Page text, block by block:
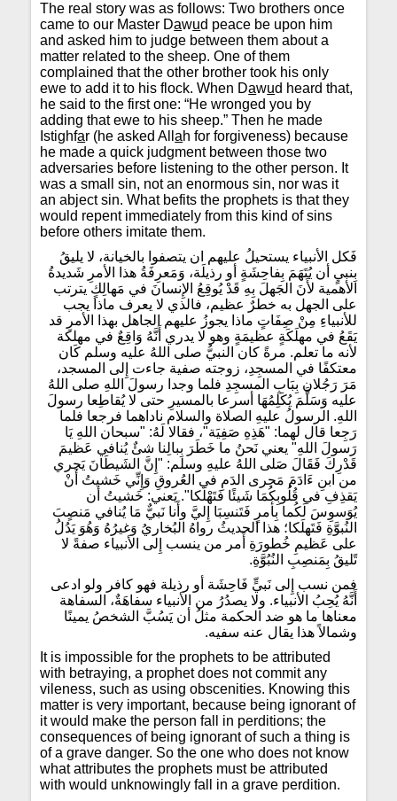
The real story was as follows: Two brothers once
came to our Master Dawud peace be upon him
and asked him to judge between them about a
matter related to the sheep. One of them
complained that the other brother took his only
ewe to add it to his flock. When Dawud heard that,
he said to the first one: “He wronged you by
adding that ewe to his sheep.” Then he made
Istighfar (he asked Allah for forgiveness) because
he made a quick judgment between those two
adversaries before listening to the other person. It
was a small sin, not an enormous sin, nor was it
an abject sin. What befits the prophets is that they
would repent immediately from this kind of sins
before others imitate them.
فَكل الأنبياء يستحيلُ عليهم ان يتصفوا بالخيانة، لا يليقُ
بِنبيٍ أن يُتَهَمَ بِفاحِشَةٍ أو رذيلَة، وَمَعرِفَةُ هذا الأمرِ شَديدةُ
الأهمية لأَنَ الجَهلَ بِهِ قَدْ يُوقِعُ الإِنسانَ في مَهالِكٍ يترتب
على الجهل به خطرٌ عظيم، فالذي لا يعرف ماذا يجب
للأنبياءِ مِنْ صِفَاتٍ ماذا يجوزُ عليهم الجاهل بهذا الأمرِ قد
يَقَعُ في مهلَكَةٍ عظيمَةٍ وهو لا يدري أَنَّهُ وَاقِعٌ في مهلكة
لأنه ما تعلم. مرةً كان النبيُّ صلى اللهُ عليه وسلم كَان
معتكفًا في المسجِدِ، زوجته صفية جاءت إِلى المسجد،
مَرَ رَجُلانِ بِبَابِ المسجِدِ فلما وجدا رسولَ اللهِ صلى اللهُ
عليه وَسَلَّمَ يُكَلِمُهَا أسرعا بالمسيرِ حتى لا يُقاطِعا رسولَ
اللهِ. الرسولُ عليهِ الصلاة والسلام ناداهما فرجعا فلما
رَجِعا قال لهما: "هَذِهِ صَفِيَة"، فقالا لَهُ: "سبحان اللهِ يَا
رَسولَ اللهِ" يعني نَحنُ ما خَطَرَ بِبالِنا شئٌ يُنافي عَظيمَ
قَدْرِكَ فَقَالَ صَلى اللهُ عليهِ وسلم: "إِنَّ الشَيطَانَ يَجري
من ابنِ ءَادَمَ مَجرى الدَمِ في العُروقِ وَإِنِّي خَشيتُ أَنْ
يَقذِفِ في قُلُوبِكُمَا شَيئًا فَتَهْلَكا". يَعني: خَشيتُ أن
يُوَسوِسَ لَكُما بِأمرٍ فَتَنسِبَا إِليَّ وأَنا نَبيٌّ مَا يُنافي مَنصٍبَ
النُبوَّةِ فَتَهلَكا؛ هذا الحديثُ رواهُ البُخاريُ وَغيرُهُ وَهُوَ يَدُلُ
على عَظيمِ خُطورَةِ أَمر من ينسب إِلى الأنبياء صفةً لا
تًليقُ بِمَنصِبِ النُبُوَّةِ.
فمن نسب إِلى نَبيٍّ فَاحِشَة أو رذيلة فهو كافر ولو ادعى
أَنَّهُ يُحِبُ الأنبياء. ولا يصدُرُ من الأنبياء سفاهَةٌ، السفاهة
معناها ما هو ضد الحكمة مثلُ أن يَسُبَّ الشخصُ يمينًا
وشمالاً هذا يقال عنه سفيه.
It is impossible for the prophets to be attributed
with betraying, a prophet does not commit any
vileness, such as using obscenities. Knowing this
matter is very important, because being ignorant of
it would make the person fall in perditions; the
consequences of being ignorant of such a thing is
of a grave danger. So the one who does not know
what attributes the prophets must be attributed
with would unknowingly fall in a grave perdition.